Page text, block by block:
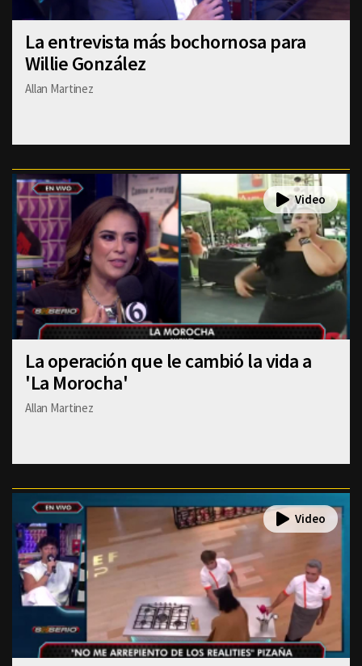
La entrevista más bochornosa para
Willie González
Allan Martinez
La operación que le cambió la vida a
'La Morocha'
Allan Martinez